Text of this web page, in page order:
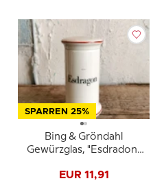
SPARREN 25%
Bing & Gröndahl
Gewürzglas, "Esdradon"
EUR 11,91